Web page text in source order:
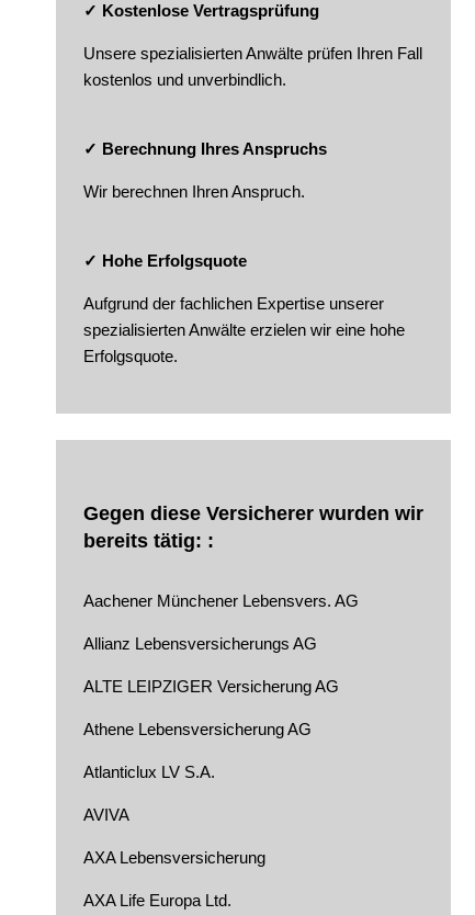
✓ Kostenlose Vertragsprüfung
Unsere spezialisierten Anwälte prüfen Ihren Fall
kostenlos und unverbindlich.
✓ Berechnung Ihres Anspruchs
Wir berechnen Ihren Anspruch.
✓ Hohe Erfolgsquote
Aufgrund der fachlichen Expertise unserer
spezialisierten Anwälte erzielen wir eine hohe
Erfolgsquote.
Gegen diese Versicherer wurden wir
bereits tätig: :
Aachener Münchener Lebensvers. AG
Allianz Lebensversicherungs AG
ALTE LEIPZIGER Versicherung AG
Athene Lebensversicherung AG
Atlanticlux LV S.A.
AVIVA
AXA Lebensversicherung
AXA Life Europa Ltd.